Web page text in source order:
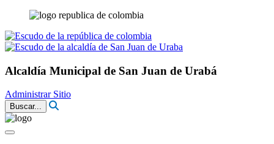
Alcaldía Municipal de San Juan de Urabá
Administrar Sitio
Buscar...